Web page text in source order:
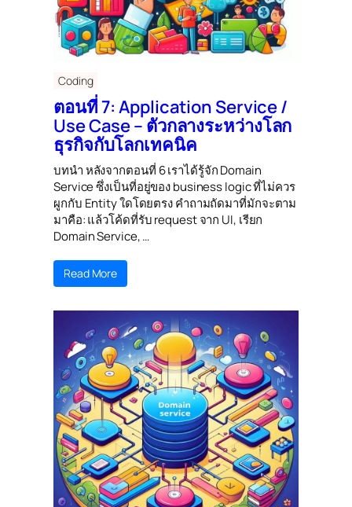
Coding
ตอนที่ 7: Application Service /
Use Case – ตัวกลางระหว่างโลก
ธุรกิจกับโลกเทคนิค
บทนำ หลังจากตอนที่ 6 เราได้รู้จัก Domain
Service ซึ่งเป็นที่อยู่ของ business logic ที่ไม่ควร
ผูกกับ Entity ใดโดยตรง คำถามถัดมาที่มักจะตาม
มาคือ: แล้วโค้ดที่รับ request จาก UI, เรียก
Domain Service, …
Read More